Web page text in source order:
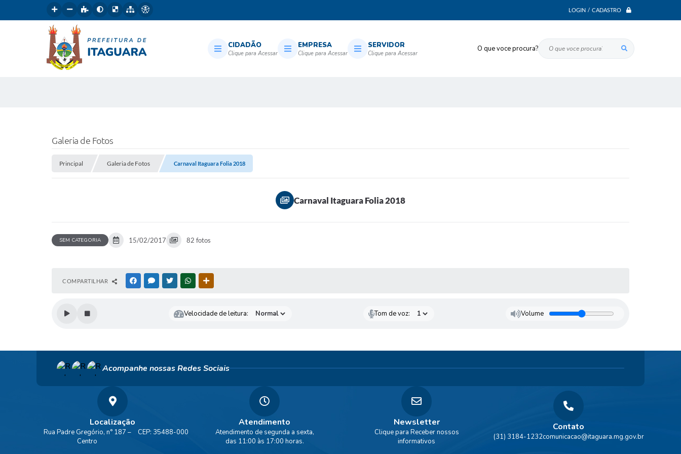
LOGIN / CADASTRO
O que voce procura?
CIDADÃO EMPRESA SERVIDOR
Galeria de Fotos
Principal Galeria de Fotos Carnaval Itaguara Folia 2018
Carnaval Itaguara Folia 2018
SEM CATEGORIA 15/02/2017 82 fotos
COMPARTILHAR FACEBOOKMESSENGER
TWITTERWHATSAPP
Velocidade de leitura: Tom de voz: Volume
Acompanhe nossas Redes Sociais
Localização
Rua Padre Gregório, n° 187 –
Centro
CEP: 35488-000 Contato
(31) 3184-1232comunicacao@itaguara.mg.gov.br
Atendimento
Atendimento de segunda a sexta,
das 11:00 às 17:00 horas.
Newsletter
Clique para Receber nossos
informativos